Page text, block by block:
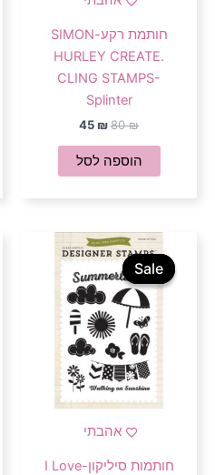
חותמת רקע-SIMON
HURLEY CREATE.
CLING STAMPS-
Splinter
80₪
45 ₪
הוספה לסל
Sale
אהבתי
Sale
חותמות סיליקון-I Love
המחיר
המקורי
65 ₪.
הנוכחי
הוא:
35 ₪.